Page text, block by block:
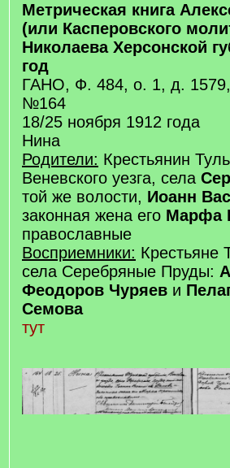
Метрическая книга
(или Касперовского
Николаева Херсонской
год
ГАНО, Ф. 484, о. 1, д.
№164
18/25 ноября 1912 года
Нина
Родители: Крестьянин
Веневского уезга, села
той же волости, Иоанн
законная жена его Марфа
православные
Восприемники: Крестьяне
села Серебряные Пруды:
Феодоров Чуряев и
Семова
тут